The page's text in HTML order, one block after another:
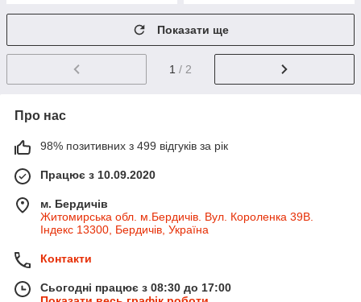
Показати ще
1 / 2
Про нас
98% позитивних з 499 відгуків за рік
Працює з 10.09.2020
м. Бердичів
Житомирська обл. м.Бердичів. Вул. Короленка 39В.
Індекс 13300, Бердичів, Україна
Контакти
Сьогодні працює з 08:30 до 17:00